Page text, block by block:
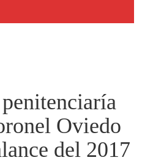
Oviedo
del 2017